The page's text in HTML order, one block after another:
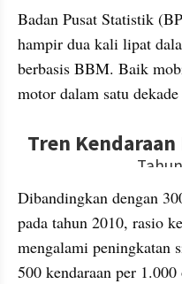
Badan Pusat Statistik
hampir dua kali lipat
berbasis BBM. Baik
motor dalam satu
Dibandingkan dengan
pada tahun 2010, rasio
mengalami peningkatan
500 kendaraan per